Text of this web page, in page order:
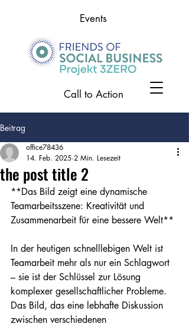
Events
Call to Action
Beitrag
the post title 2
office78436
14. Feb. 2025 2 Min. Lesezeit
**Das Bild zeigt eine dynamische
Teamarbeitsszene: Kreativität und
Zusammenarbeit für eine bessere Welt**
In der heutigen schnelllebigen Welt ist
Teamarbeit mehr als nur ein Schlagwort
– sie ist der Schlüssel zur Lösung
komplexer gesellschaftlicher Probleme.
Das Bild, das eine lebhafte Diskussion
zwischen verschiedenen